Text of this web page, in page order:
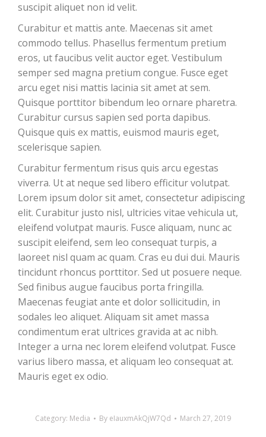
suscipit aliquet non id velit.
Curabitur et mattis ante. Maecenas sit amet
commodo tellus. Phasellus fermentum pretium
eros, ut faucibus velit auctor eget. Vestibulum
semper sed magna pretium congue. Fusce eget
arcu eget nisi mattis lacinia sit amet at sem.
Quisque porttitor bibendum leo ornare pharetra.
Curabitur cursus sapien sed porta dapibus.
Quisque quis ex mattis, euismod mauris eget,
scelerisque sapien.
Curabitur fermentum risus quis arcu egestas
viverra. Ut at neque sed libero efficitur volutpat.
Lorem ipsum dolor sit amet, consectetur adipiscing
elit. Curabitur justo nisl, ultricies vitae vehicula ut,
eleifend volutpat mauris. Fusce aliquam, nunc ac
suscipit eleifend, sem leo consequat turpis, a
laoreet nisl quam ac quam. Cras eu dui dui. Mauris
tincidunt rhoncus porttitor. Sed ut posuere neque.
Sed finibus augue faucibus porta fringilla.
Maecenas feugiat ante et dolor sollicitudin, in
sodales leo aliquet. Aliquam sit amet massa
condimentum erat ultrices gravida at ac nibh.
Integer a urna nec lorem eleifend volutpat. Fusce
varius libero massa, et aliquam leo consequat at.
Mauris eget ex odio.
Category: Media By eIauxmAkQjW7Qd March 27, 2019